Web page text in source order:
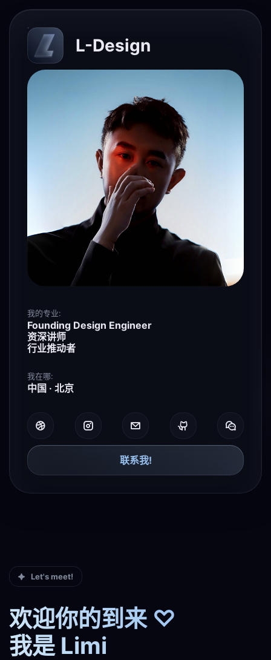
L-Design
我的专业:
Founding Design Engineer
资深讲师
行业推动者
我在哪:
中国 · 北京
联系我!
Let's meet!
欢迎你的到来 ♡
我是 Limi